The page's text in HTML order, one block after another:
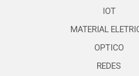
IOT
MATERIAL
OPTICO
REDES